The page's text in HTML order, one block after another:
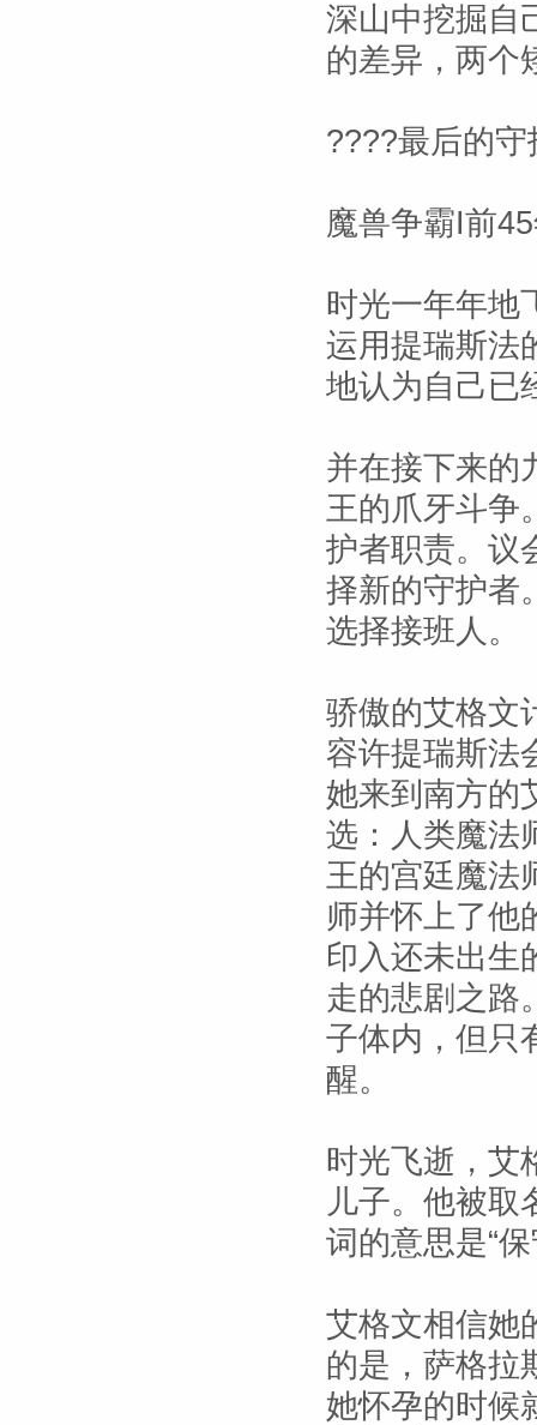
深山中挖掘自
的差异，两个
????最后的守
魔兽争霸I前
时光一年年地
运用提瑞斯法
地认为自己已
并在接下来的
王的爪牙斗争
护者职责。议
择新的守护者
选择接班人。
骄傲的艾格文
容许提瑞斯法
她来到南方的
选：人类魔法
王的宫廷魔法
师并怀上了他
印入还未出生
走的悲剧之路
子体内，但只
醒。
时光飞逝，艾
儿子。他被取
词的意思是“
艾格文相信她
的是，萨格拉
她怀孕的时候